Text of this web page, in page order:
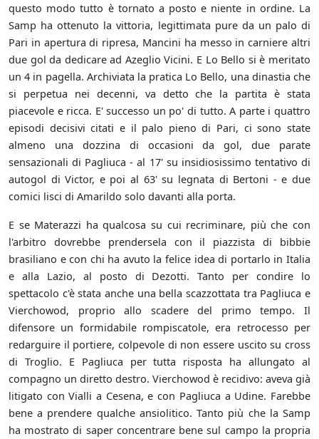
questo modo tutto è tornato a posto e niente in ordine. La
Samp ha ottenuto la vittoria, legittimata pure da un palo di
Pari in apertura di ripresa, Mancini ha messo in carniere altri
due gol da dedicare ad Azeglio Vicini. E Lo Bello si è meritato
un 4 in pagella. Archiviata la pratica Lo Bello, una dinastia che
si perpetua nei decenni, va detto che la partita è stata
piacevole e ricca. E' successo un po' di tutto. A parte i quattro
episodi decisivi citati e il palo pieno di Pari, ci sono state
almeno una dozzina di occasioni da gol, due parate
sensazionali di Pagliuca - al 17' su insidiosissimo tentativo di
autogol di Victor, e poi al 63' su legnata di Bertoni - e due
comici lisci di Amarildo solo davanti alla porta.
E se Materazzi ha qualcosa su cui recriminare, più che con
l'arbitro dovrebbe prendersela con il piazzista di bibbie
brasiliano e con chi ha avuto la felice idea di portarlo in Italia
e alla Lazio, al posto di Dezotti. Tanto per condire lo
spettacolo c'è stata anche una bella scazzottata tra Pagliuca e
Vierchowod, proprio allo scadere del primo tempo. Il
difensore un formidabile rompiscatole, era retrocesso per
redarguire il portiere, colpevole di non essere uscito su cross
di Troglio. E Pagliuca per tutta risposta ha allungato al
compagno un diretto destro. Vierchowod è recidivo: aveva già
litigato con Vialli a Cesena, e con Pagliuca a Udine. Farebbe
bene a prendere qualche ansiolitico. Tanto più che la Samp
ha mostrato di saper concentrare bene sul campo la propria